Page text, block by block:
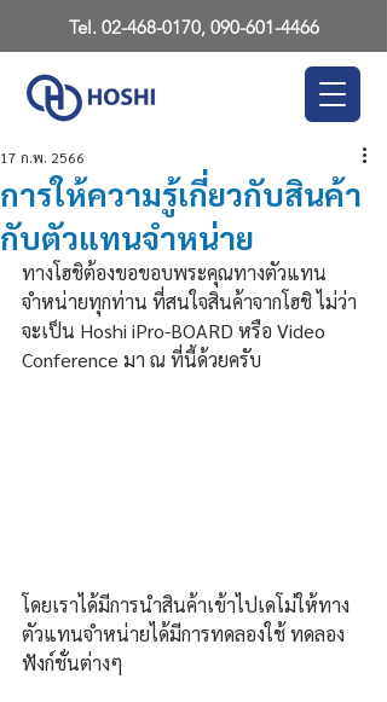
Tel. 02-468-0170, 090-601-4466
การให้ความรู้เกี่ยวกับสินค้า
กับตัวแทนจำหน่าย
17 ก.พ. 2566
ทางโฮชิต้องขอขอบพระคุณทางตัวแทน
จำหน่ายทุกท่าน ที่สนใจสินค้าจากโฮชิ ไม่ว่า
จะเป็น Hoshi iPro-BOARD หรือ Video
Conference มา ณ ที่นี้ด้วยครับ
โดยเราได้มีการนำสินค้าเข้าไปเดโม่ให้ทาง
ตัวแทนจำหน่ายได้มีการทดลองใช้ ทดลอง
ฟังก์ชั่นต่างๆ